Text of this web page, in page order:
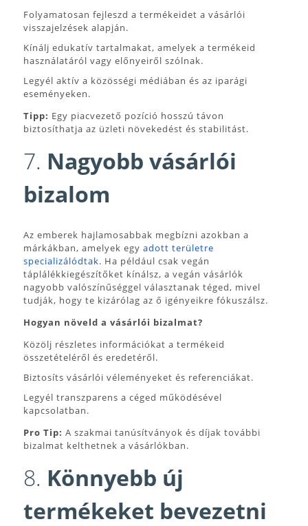
Folyamatosan fejleszd a termékeidet a vásárlói
visszajelzések alapján.
Kínálj edukatív tartalmakat, amelyek a termékeid
használatáról vagy előnyeiről szólnak.
Legyél aktív a közösségi médiában és az iparági
eseményeken.
Tipp: Egy piacvezető pozíció hosszú távon
biztosíthatja az üzleti növekedést és stabilitást.
7. Nagyobb vásárlói
bizalom
Az emberek hajlamosabbak megbízni azokban a
márkákban, amelyek egy adott területre
specializálódtak. Ha például csak vegán
táplálékkiegészítőket kínálsz, a vegán vásárlók
nagyobb valószínűséggel választanak téged, mivel
tudják, hogy te kizárólag az ő igényeikre fókuszálsz.
Hogyan növeld a vásárlói bizalmat?
Közölj részletes információkat a termékeid
összetételéről és eredetéről.
Biztosíts vásárlói véleményeket és referenciákat.
Legyél transzparens a céged működésével
kapcsolatban.
Pro Tip: A szakmai tanúsítványok és díjak további
bizalmat kelthetnek a vásárlókban.
8. Könnyebb új
termékeket bevezetni